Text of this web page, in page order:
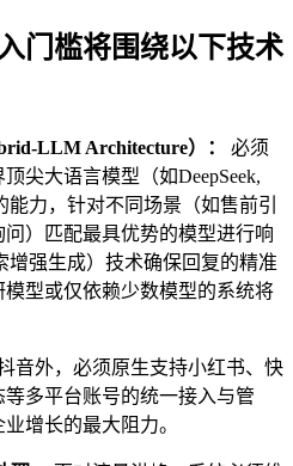
门槛将围绕以下技术
LLM Architecture）：
必须
尖大语言模型（如DeepSeek,
能力，针对不同场景（如售前引
）匹配最具优势的模型进行响
增强生成）技术确保回复的精准
型或仅依赖少数模型的系统将
音外，必须原生支持小红书、快
多平台账号的统一接入与管
增长的最大阻力。